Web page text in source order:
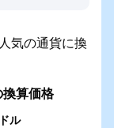
の通貨に換
算価格
ル